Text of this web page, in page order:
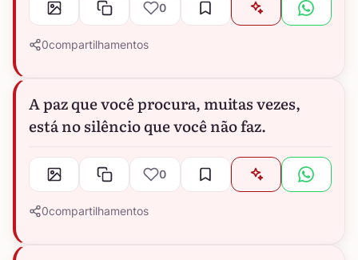
0
0compartilhamentos
A paz que você procura, muitas vezes,
está no silêncio que você não faz.
0
0compartilhamentos